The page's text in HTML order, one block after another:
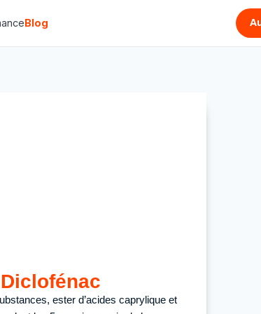
Blog
ester d’acides caprylique et